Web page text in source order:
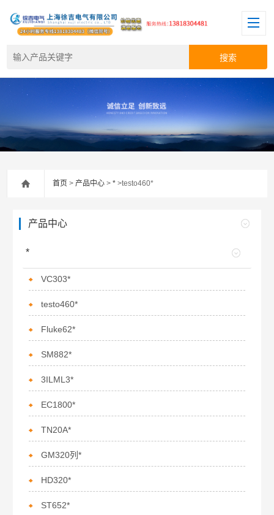
首页 >产品中心 >* >testo460*
产品中心
*
VC303*
testo460*
Fluke62*
SM882*
3ILML3*
EC1800*
TN20A*
GM320列*
HD320*
ST652*